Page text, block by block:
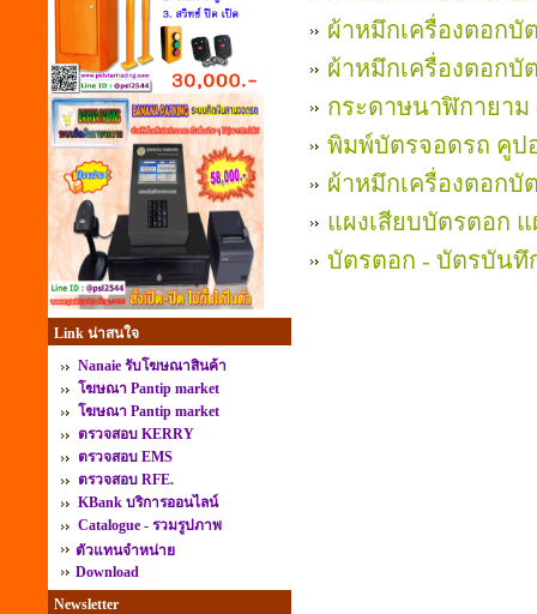
Link น่าสนใจ
Nanaie รับโฆษณาสินค้า
โฆษณา Pantip market
โฆษณา Pantip market
ตรวจสอบ KERRY
ตรวจสอบ EMS
ตรวจสอบ RFE.
KBank บริการออนไลน์
Catalogue - รวมรูปภาพ
ตัวแทนจำหน่าย
Download
Newsletter
ผ้าหมึกเครื่องตอกบั
ผ้าหมึกเครื่องตอกบัต
กระดาษนาฬิกายา
พิมพ์บัตรจอดรถ คูป
ผ้าหมึกเครื่องตอกบั
แผงเสียบบัตรตอก
บัตรตอก - บัตรบันทึ